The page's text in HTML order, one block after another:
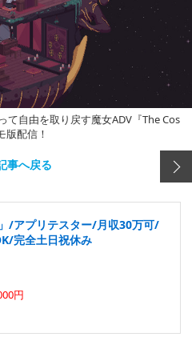
て自由を取り戻す魔女ADV『The Cos
配信！
事へ戻る
/アプリテスター/月収30万可/
完全土日祝休み
円